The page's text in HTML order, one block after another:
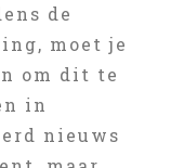
de
moet je
om dit te
in
nieuws